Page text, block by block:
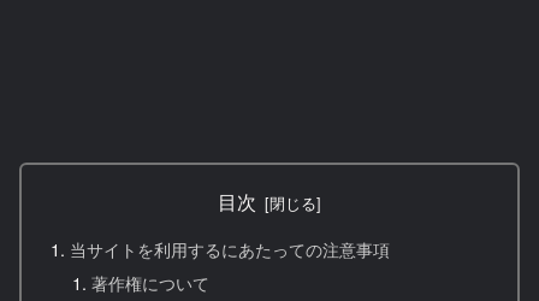
目次
当サイトを利用するにあたっての注意事項
著作権について